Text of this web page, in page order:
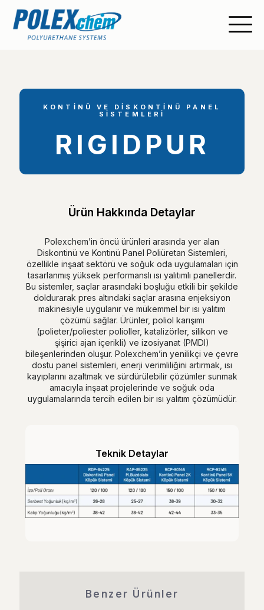
KONTİNÜ VE DİSKONTİNÜ PANEL
SİSTEMLERİ
RIGIDPUR
Ürün Hakkında Detaylar
Polexchem’in öncü ürünleri arasında yer alan
Diskontinü ve Kontinü Panel Poliüretan Sistemleri,
özellikle inşaat sektörü ve soğuk oda uygulamaları için
tasarlanmış yüksek performanslı ısı yalıtımlı panellerdir.
Bu sistemler, saçlar arasındaki boşluğu etkili bir şekilde
doldurarak pres altındaki saçlar arasına enjeksiyon
makinesiyle uygulanır ve mükemmel bir ısı yalıtım
çözümü sağlar. Ürünler, poliol karışımı
(polieter/poliester polioller, katalizörler, silikon ve
şişirici ajan içerikli) ve izosiyanat (PMDI)
bileşenlerinden oluşur. Polexchem’in yenilikçi ve çevre
dostu panel sistemleri, enerji verimliliğini artırmak, ısı
kayıplarını azaltmak ve sürdürülebilir çözümler sunmak
amacıyla inşaat projelerinde ve soğuk oda
uygulamalarında tercih edilen bir ısı yalıtım çözümüdür.
Teknik Detaylar
Benzer Ürünler